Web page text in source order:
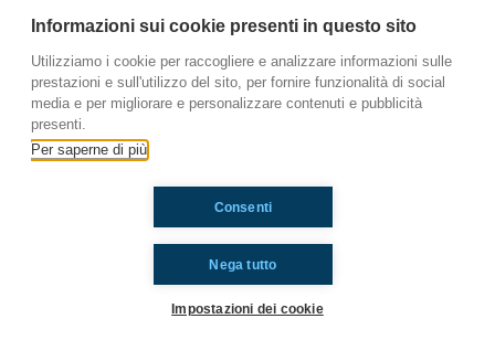
giudicano.
Mi raccomando restate connessi!!
https://www.radioimmaginaria.it
Milano
Ti è piaciuto? Condividilo!
Informazioni sui cookie presenti in questo sito
Utilizziamo i cookie per raccogliere e analizzare informazioni sulle
prestazioni e sull'utilizzo del sito, per fornire funzionalità di social
media e per migliorare e personalizzare contenuti e pubblicità
presenti.
Per saperne di più
Nega tutto
Consenti
Impostazioni dei cookie